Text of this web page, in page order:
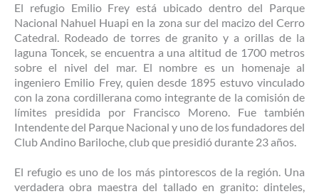
El refugio Emilio Frey está ubicado dentro del Parque
Nacional Nahuel Huapi en la zona sur del macizo del Cerro
Catedral. Rodeado de torres de granito y a orillas de la
laguna Toncek, se encuentra a una altitud de 1700 metros
sobre el nivel del mar. El nombre es un homenaje al
ingeniero Emilio Frey, quien desde 1895 estuvo vinculado
con la zona cordillerana como integrante de la comisión de
límites presidida por Francisco Moreno. Fue también
Intendente del Parque Nacional y uno de los fundadores del
Club Andino Bariloche, club que presidió durante 23 años.
El refugio es uno de los más pintorescos de la región. Una
verdadera obra maestra del tallado en granito: dinteles,